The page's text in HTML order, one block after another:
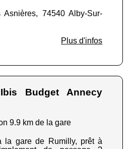
74540 Alby-Sur-
Plus d'infos
Budget Annecy
9.9 km de la gare
la gare de Rumilly, prêt à